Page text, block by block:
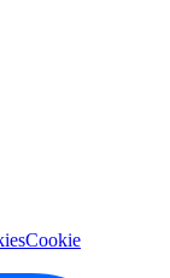
Cookie